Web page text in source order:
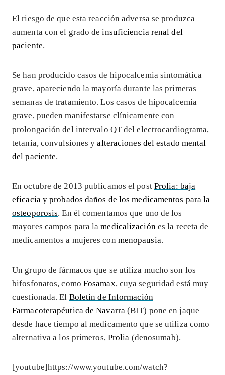
El riesgo de que esta reacción adversa se produzca
aumenta con el grado deinsuficiencia renal del
paciente.
Se han producido casos de hipocalcemia sintomática
grave, apareciendo la mayoría durante las primeras
semanas de tratamiento. Los casos de hipocalcemia
grave, pueden manifestarse clínicamente con
prolongación del intervalo QT del electrocardiograma,
tetania, convulsiones yalteraciones del estado mental
del paciente.
En octubre de 2013 publicamos el post Prolia: baja
eficacia y probados daños de los medicamentos para la
osteoporosis. En él comentamos que uno de los
mayores campos para lamedicalización es la receta de
medicamentos a mujeres con menopausia.
Un grupo de fármacos que se utiliza mucho son los
bifosfonatos, como Fosamax, cuya seguridad está muy
cuestionada. El Boletín de Información
Farmacoterapéutica de Navarra (BIT) pone en jaque
desde hace tiempo al medicamento que se utiliza como
alternativa a los primeros, Prolia (denosumab).
[youtube]https://www.youtube.com/watch?